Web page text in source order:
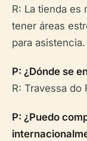
R: La tienda es
tener áreas
para asistencia.
P: ¿Dónde se
R: Travessa
P: ¿Puedo